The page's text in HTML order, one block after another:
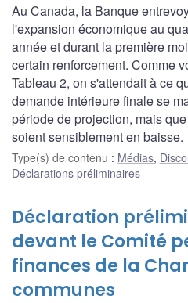
Au Canada, la Banque
l'expansion économique au
année et durant la première
certain renforcement. Comme
Tableau 2, on s'attendait à ce
demande intérieure finale se
période de projection, mais
soient sensiblement en baisse.
Type(s) de contenu : Médias,
Déclarations préliminaires
Déclaration
devant le Comité
finances de la
communes